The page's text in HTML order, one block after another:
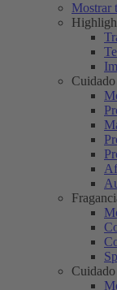
Mostrar
Cuidado